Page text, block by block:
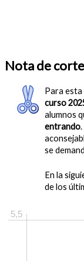
Nota de corte
Para
curso
alumnos
entrando
se
En la
de los
5,5